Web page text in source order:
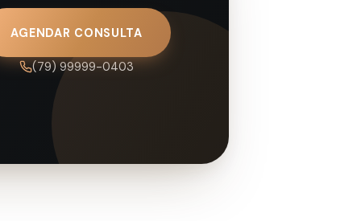
AGENDAR CONSULTA
(79) 99999-0403